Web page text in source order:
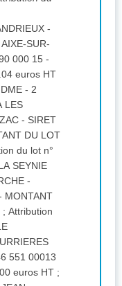
-
SUR-
000 15 -
euros HT
LES
- SIRET
DU LOT
SEYNIE
-
MONTANT
551 00013
euros HT ;